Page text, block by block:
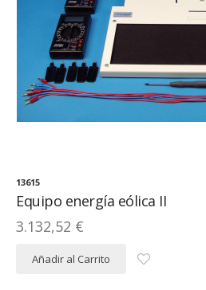
13615
Equipo energía eólica II
3.132,52 €
Añadir al Carrito